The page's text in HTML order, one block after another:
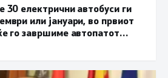
30 електрични автобуси ги
или јануари, во првиот
го завршиме автопатот